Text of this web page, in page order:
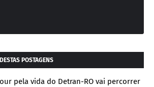
POSTAGENS
pela vida do Detran-RO vai percorrer